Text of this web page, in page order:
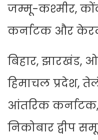
जम्मू-कश्मीर,
कर्नाटक और
बिहार, झारखंड,
हिमाचल प्रदेश,
आंतरिक
निकोबार द्वीप